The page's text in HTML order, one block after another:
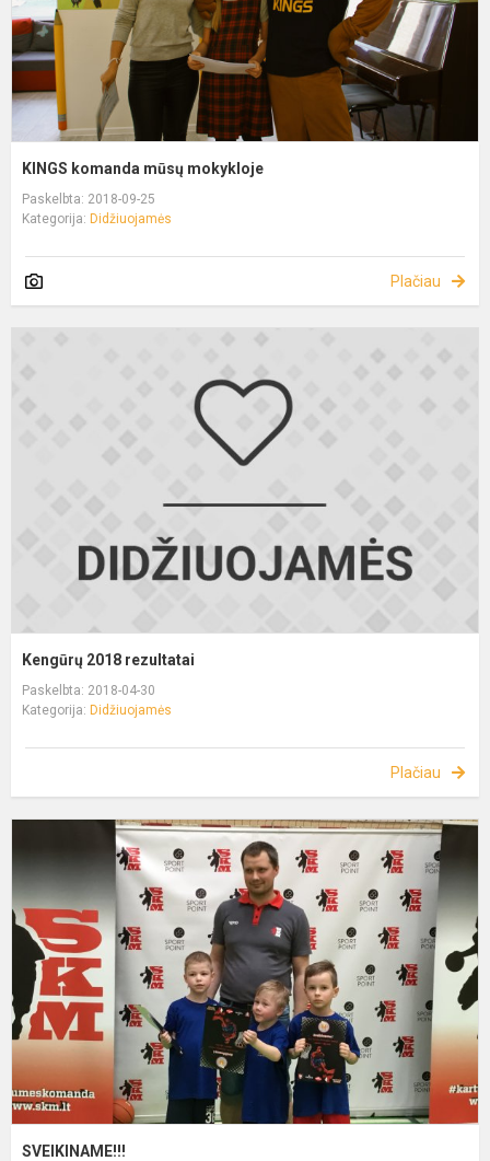
KINGS komanda mūsų mokykloje
Paskelbta: 2018-09-25
Kategorija: Didžiuojamės
Plačiau
Kengūrų 2018 rezultatai
Paskelbta: 2018-04-30
Kategorija: Didžiuojamės
Plačiau
SVEIKINAME!!!